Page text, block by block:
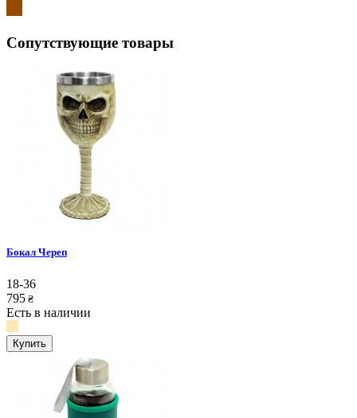
Сопутствующие товары
Бокал Череп
18-36
795 ₴
Есть в наличии
Купить